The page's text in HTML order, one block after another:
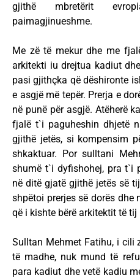
gjithë mbretërit
paimagjinueshme.
Me zë të mekur dhe me
arkitekti iu drejtua kadiut
pasi gjithçka që dëshironte
e asgjë më tepër. Prerja e
në punë për asgjë. Atëherë
fjalë t`i paguheshin dhjetë
gjithë jetës, si kompensim
shkaktuar. Por sulltani
shumë t`i dyfishohej, pra t`i
në ditë gjatë gjithë jetës së
shpëtoi prerjes së dorës dhe
që i kishte bërë arkitektit të tij
Sulltan Mehmet Fatihu, i cili
të madhe, nuk mund të
para kadiut dhe vetë kadiu